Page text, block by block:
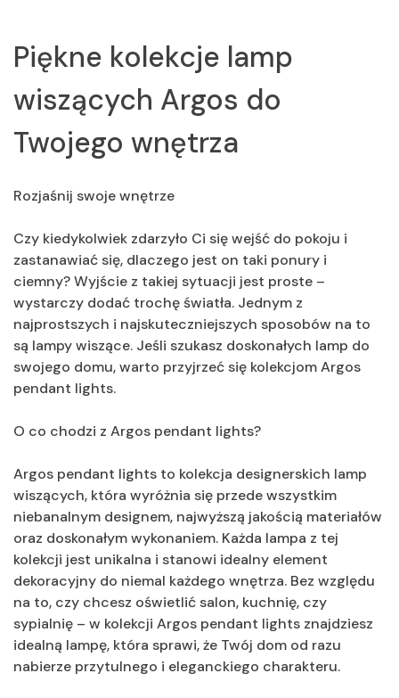
Piękne kolekcje lamp
wiszących Argos do
Twojego wnętrza
Rozjaśnij swoje wnętrze
Czy kiedykolwiek zdarzyło Ci się wejść do pokoju i
zastanawiać się, dlaczego jest on taki ponury i
ciemny? Wyjście z takiej sytuacji jest proste –
wystarczy dodać trochę światła. Jednym z
najprostszych i najskuteczniejszych sposobów na to
są lampy wiszące. Jeśli szukasz doskonałych lamp do
swojego domu, warto przyjrzeć się kolekcjom Argos
pendant lights.
O co chodzi z Argos pendant lights?
Argos pendant lights to kolekcja designerskich lamp
wiszących, która wyróżnia się przede wszystkim
niebanalnym designem, najwyższą jakością materiałów
oraz doskonałym wykonaniem. Każda lampa z tej
kolekcji jest unikalna i stanowi idealny element
dekoracyjny do niemal każdego wnętrza. Bez względu
na to, czy chcesz oświetlić salon, kuchnię, czy
sypialnię – w kolekcji Argos pendant lights znajdziesz
idealną lampę, która sprawi, że Twój dom od razu
nabierze przytulnego i eleganckiego charakteru.